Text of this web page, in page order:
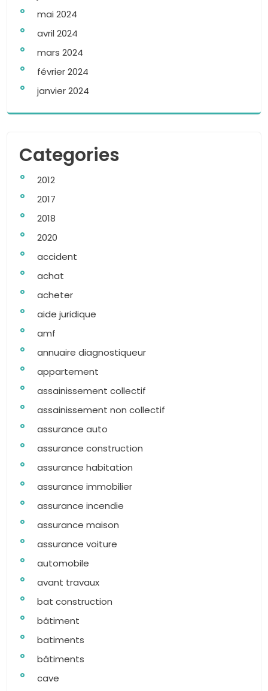
mai 2024
avril 2024
mars 2024
février 2024
janvier 2024
Categories
2012
2017
2018
2020
accident
achat
acheter
aide juridique
amf
annuaire diagnostiqueur
appartement
assainissement collectif
assainissement non collectif
assurance auto
assurance construction
assurance habitation
assurance immobilier
assurance incendie
assurance maison
assurance voiture
automobile
avant travaux
bat construction
bâtiment
batiments
bâtiments
cave